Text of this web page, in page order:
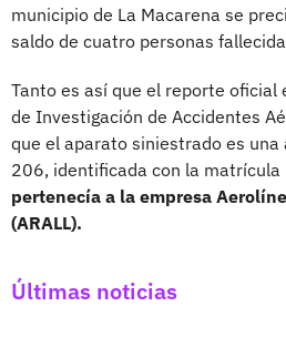
municipio de La Macarena se
saldo de cuatro personas
Tanto es así que el reporte oficial
de Investigación de Accidentes
que el aparato siniestrado es una
206, identificada con la matrícula
pertenecía a la empresa
(ARALL).
Últimas noticias